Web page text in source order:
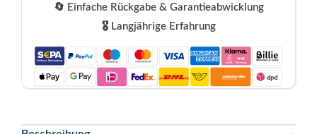
🔄 Einfache Rückgabe & Garantieabwicklung
🎖️ Langjährige Erfahrung